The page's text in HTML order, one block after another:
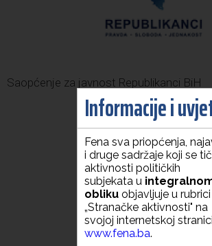
Saopćenje za javnost Republikanci BiH
Informacije i
Fena sva priopćenja,
i druge sadržaje koji se
aktivnosti političkih
subjekata u
obliku objavljuje u rubrici
„Stranačke aktivnosti" na
svojoj internetskoj stranici
www.fena.ba.